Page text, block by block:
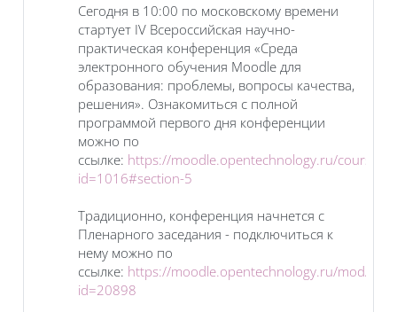
Сегодня в 10:00 по московскому времени
стартует IV Всероссийская научно-
практическая конференция «Среда
электронного обучения Moodle для
образования: проблемы, вопросы качества,
решения». Ознакомиться с полной
программой первого дня конференции
можно по
ссылке: https://moodle.opentechnology.ru/course/
id=1016#section-5
Традиционно, конференция начнется с
Пленарного заседания - подключиться к
нему можно по
ссылке: https://moodle.opentechnology.ru/mod/
id=20898